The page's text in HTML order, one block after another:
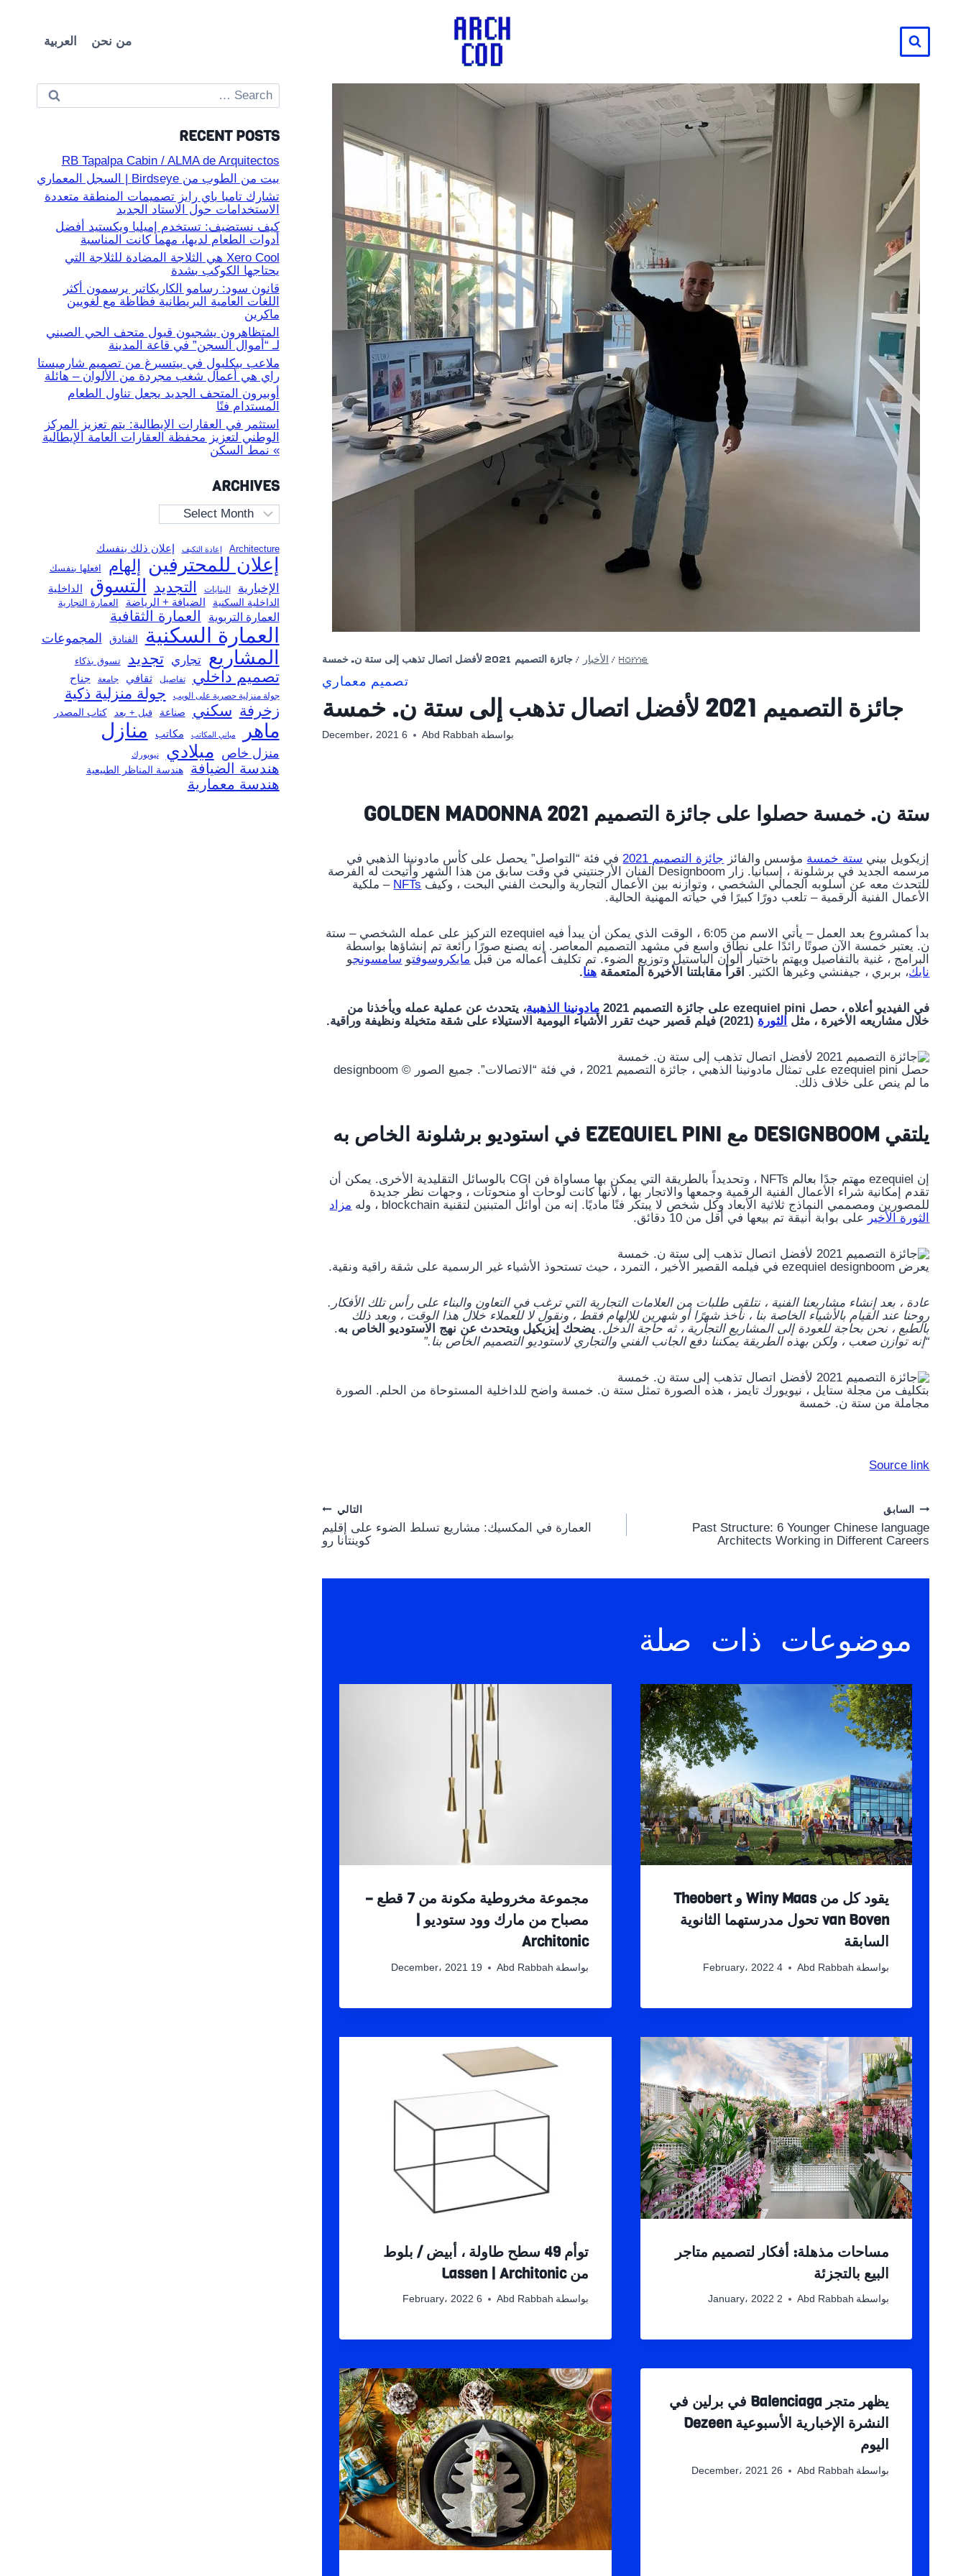
المحتوى
من نحن العربية
Home
/ الأخبار / جائزة التصميم 2021 لأفضل اتصال تذهب إلى ستة ن. خمسة
تصميم معماري
جائزة التصميم 2021 لأفضل اتصال تذهب إلى ستة ن. خمسة
بواسطة Abd Rabbah 6 December، 2021
ستة ن. خمسة حصلوا على جائزة التصميم 2021 GOLDEN MADONNA
إزيكويل بيني ستة خمسة مؤسس والفائز جائزة التصميم 2021
في فئة “التواصل” يحصل على كأس مادونينا الذهبي في
مرسمه الجديد في برشلونة ، إسبانيا. زار Designboom الفنان الأرجنتيني في وقت سابق من هذا الشهر وأتيحت له الفرصة
للتحدث معه عن أسلوبه الجمالي الشخصي ، وتوازنه بين الأعمال التجارية والبحث الفني البحت ، وكيف NFTs – ملكية
الأعمال الفنية الرقمية – تلعب دورًا كبيرًا في حياته المهنية الحالية.
بدأ كمشروع بعد العمل – يأتي الاسم من 6:05 ، الوقت الذي يمكن أن يبدأ فيه ezequiel التركيز على عمله الشخصي – ستة
ن. يعتبر خمسة الآن صوتًا رائدًا على نطاق واسع في مشهد التصميم المعاصر. إنه يصنع صورًا رائعة تم إنشاؤها بواسطة
البرامج ، غنية بالتفاصيل ويهتم باختيار ألوان الباستيل وتوزيع الضوء. تم تكليف أعماله من قبل مايكروسوفتو سامسونجو
نايك، بربري ، جيفنشي وغيرها الكثير. اقرأ مقابلتنا الأخيرة المتعمقة هنا.
في الفيديو أعلاه ، حصل ezequiel pini على جائزة التصميم 2021 مادونينا الذهبية، يتحدث عن عملية عمله ويأخذنا من
خلال مشاريعه الأخيرة ، مثل الثورة (2021) فيلم قصير حيث تقرر الأشياء اليومية الاستيلاء على شقة متخيلة ونظيفة وراقية.
حصل ezequiel pini على تمثال مادونينا الذهبي ، جائزة التصميم 2021 ، في فئة “الاتصالات”. جميع الصور © designboom
ما لم ينص على خلاف ذلك.
يلتقي DESIGNBOOM مع EZEQUIEL PINI في استوديو برشلونة الخاص به
إن ezequiel مهتم جدًا بعالم NFTs ، وتحديداً بالطريقة التي يمكن بها مساواة فن CGI بالوسائل التقليدية الأخرى. يمكن أن
تقدم إمكانية شراء الأعمال الفنية الرقمية وجمعها والاتجار بها ، لأنها كانت لوحات أو منحوتات ، وجهات نظر جديدة
للمصورين ومصممي النماذج ثلاثية الأبعاد وكل شخص لا يبتكر فنًا ماديًا. إنه من أوائل المتبنين لتقنية blockchain ، وله
مزاد
الثورة الأخير على بوابة أنيقة تم بيعها في أقل من 10 دقائق.
يعرض ezequiel designboom في فيلمه القصير الأخير ، التمرد ، حيث تستحوذ الأشياء غير الرسمية على شقة راقية ونقية.
عادة ، بعد إنشاء مشاريعنا الفنية ، نتلقى طلبات من العلامات التجارية التي ترغب في التعاون والبناء على رأس تلك الأفكار.
روحنا عند القيام بالأشياء الخاصة بنا ، نأخذ شهرًا أو شهرين للإلهام فقط ، ونقول لا للعملاء خلال هذا الوقت ، وبعد ذلك
بالطبع ، نحن بحاجة للعودة إلى المشاريع التجارية ، ثه حاجة الدخل. يضحك إيزيكيل ويتحدث عن نهج الاستوديو الخاص به.
“إنه توازن صعب ، ولكن بهذه الطريقة يمكننا دفع الجانب الفني والتجاري لاستوديو التصميم الخاص بنا.”
بتكليف من مجلة ستايل ، نيويورك تايمز ، هذه الصورة تمثل ستة ن. خمسة واضح للداخلية المستوحاة من الحلم. الصورة
مجاملة من ستة ن. خمسة
Source link
Post
navigation
السابق
Past Structure: 6 Younger Chinese language
Architects Working in Different Careers
التالي
العمارة في المكسيك: مشاريع تسلط الضوء على إقليم
كوينتانا رو
موضوعات ذات صلة
يقود كل من Winy Maas و Theobert
van Boven تحول مدرستهما الثانوية
السابقة
بواسطة Abd Rabbah 4 February، 2022
مجموعة مخروطية مكونة من 7 قطع –
مصباح من مارك وود ستوديو |
Architonic
بواسطة Abd Rabbah 19 December، 2021
مساحات مذهلة: أفكار لتصميم متاجر
البيع بالتجزئة
بواسطة Abd Rabbah 2 January، 2022
توأم 49 سطح طاولة ، أبيض / بلوط
من Lassen | Architonic
بواسطة Abd Rabbah 6 February، 2022
يظهر متجر Balenciaga في برلين في
النشرة الإخبارية الأسبوعية Dezeen
اليوم
بواسطة Abd Rabbah 26 December، 2021
Search
for:
RECENT POSTS
RB Tapalpa Cabin / ALMA de Arquitectos
بيت من الطوب من Birdseye | السجل المعماري
تشارك تامبا باي رايز تصميمات المنطقة متعددة
الاستخدامات حول الاستاد الجديد
كيف نستضيف: تستخدم إميليا ويكستيد أفضل
أدوات الطعام لديها، مهما كانت المناسبة
Xero Cool هي الثلاجة المضادة للثلاجة التي
يحتاجها الكوكب بشدة
قانون سود: رسامو الكاريكاتير يرسمون أكثر
اللغات العامية البريطانية فظاظة مع لغويين
ماكرين
المتظاهرون يشجبون قبول متحف الحي الصيني
لـ “أموال السجن” في قاعة المدينة
ملاعب بيكلبول في بيتسبرغ من تصميم شارميستا
راي هي أعمال شغب مجردة من الألوان – هائلة
أوبيرون المتحف الجديد يجعل تناول الطعام
المستدام فنًا
استثمر في العقارات الإيطالية: يتم تعزيز المركز
الوطني لتعزيز محفظة العقارات العامة الإيطالية
» نمط السكن
ARCHIVES
Archives
Architecture إعادة التكيف إعلان ذلك بنفسك
إعلان للمحترفين إلهام افعلها بنفسك
الإخبارية البنايات التجديد التسوق الداخلية
الداخلية السكنية الضيافة + الرياضة العمارة التجارية
العمارة التربوية العمارة الثقافية
العمارة السكنية الفنادق المجموعات
المشاريع تجاري تجديد تسوق بذكاء
تصميم داخلي تفاصيل ثقافي جامعة جناح
جولة منزلية حصرية على الويب
جولة منزلية ذكية
زخرفة سكني صناعة قبل + بعد كتاب المصدر
ماهر مباني المكاتب مكاتب منازل
منزل خاص ميلادي نيويورك
هندسة الضيافة هندسة المناظر الطبيعية
هندسة معمارية